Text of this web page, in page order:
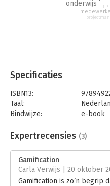
twist, zodat deze viral gaat
Gamificeer een medische
In Gamification laat Horst
veranderingen kunt inspelen.
hebben op overheid,
zien waar goede gamification
mogelijkheden van gamification.
onderwijs
Specificaties
ISBN13:
Taal:
Bindwijze:
e-book
Bestandsformaat:
epub
Uitgever:
Druk:
1
Verschijningsdatum:
7-6-2016
Expertrecensies (3)
Gamification
Carla Verwijs | 20 oktober
Gamification is zo’n begrip